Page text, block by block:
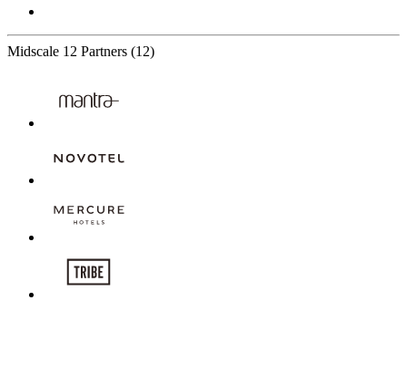
Midscale 12 Partners (12)